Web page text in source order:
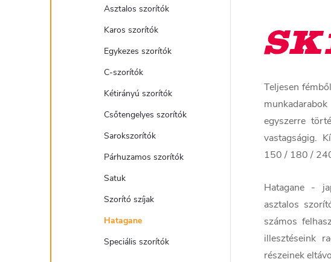
Asztalos szorítók
Karos szorítók
Egykezes szorítók
C-szorítók
Kétirányú szorítók
Csőtengelyes szorítók
Sarokszorítók
Párhuzamos szorítók
Satuk
Szorító szíjak
Hatagane
Speciális szorítók
Teljesen
egyszerre
vastagságig.
150 / 180 /
Hatagane -
asztalos
számos
illesztéseink
részeinek